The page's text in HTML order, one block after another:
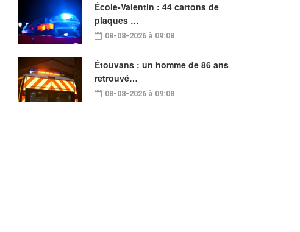
École-Valentin : 44 cartons de
plaques …
08-08-2026 à 09:08
Étouvans : un homme de 86 ans
retrouvé…
08-08-2026 à 09:08